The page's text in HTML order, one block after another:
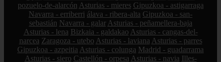
pozuelo-de-alarcón Asturias - mieres Gipuzkoa - astigarraga
Navarra - erriberri álava - ribera-alta Gipuzkoa - san-
sebastián Navarra - galar Asturias - peñamellera-baja
Asturias - lena Bizkaia - galdakao Asturias - cangas-del-
narcea Zaragoza - utebo Asturias - laviana Asturias - parres
Gipuzkoa - azpeitia Asturias - colunga Madrid - guadarrama
Asturias - siero Castellón - orpesa Asturias - navia Illes-